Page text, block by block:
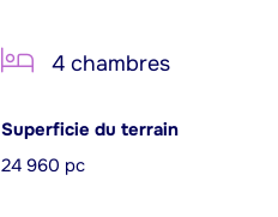
4 chambres
Superficie du terrain
24 960 pc